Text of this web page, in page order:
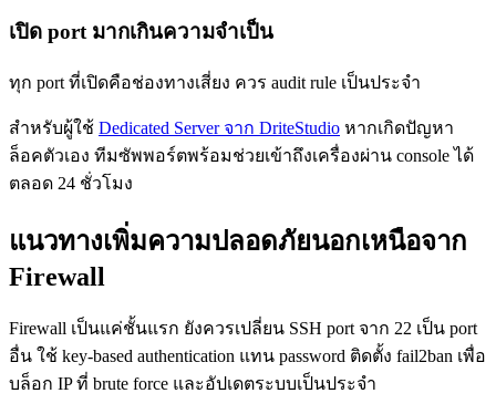
เปิด port มากเกินความจำเป็น
ทุก port ที่เปิดคือช่องทางเสี่ยง ควร audit rule เป็นประจำ
สำหรับผู้ใช้ Dedicated Server จาก DriteStudio หากเกิดปัญหา
ล็อคตัวเอง ทีมซัพพอร์ตพร้อมช่วยเข้าถึงเครื่องผ่าน console ได้
ตลอด 24 ชั่วโมง
แนวทางเพิ่มความปลอดภัยนอกเหนือจาก
Firewall
Firewall เป็นแค่ชั้นแรก ยังควรเปลี่ยน SSH port จาก 22 เป็น port
อื่น ใช้ key-based authentication แทน password ติดตั้ง fail2ban เพื่อ
บล็อก IP ที่ brute force และอัปเดตระบบเป็นประจำ